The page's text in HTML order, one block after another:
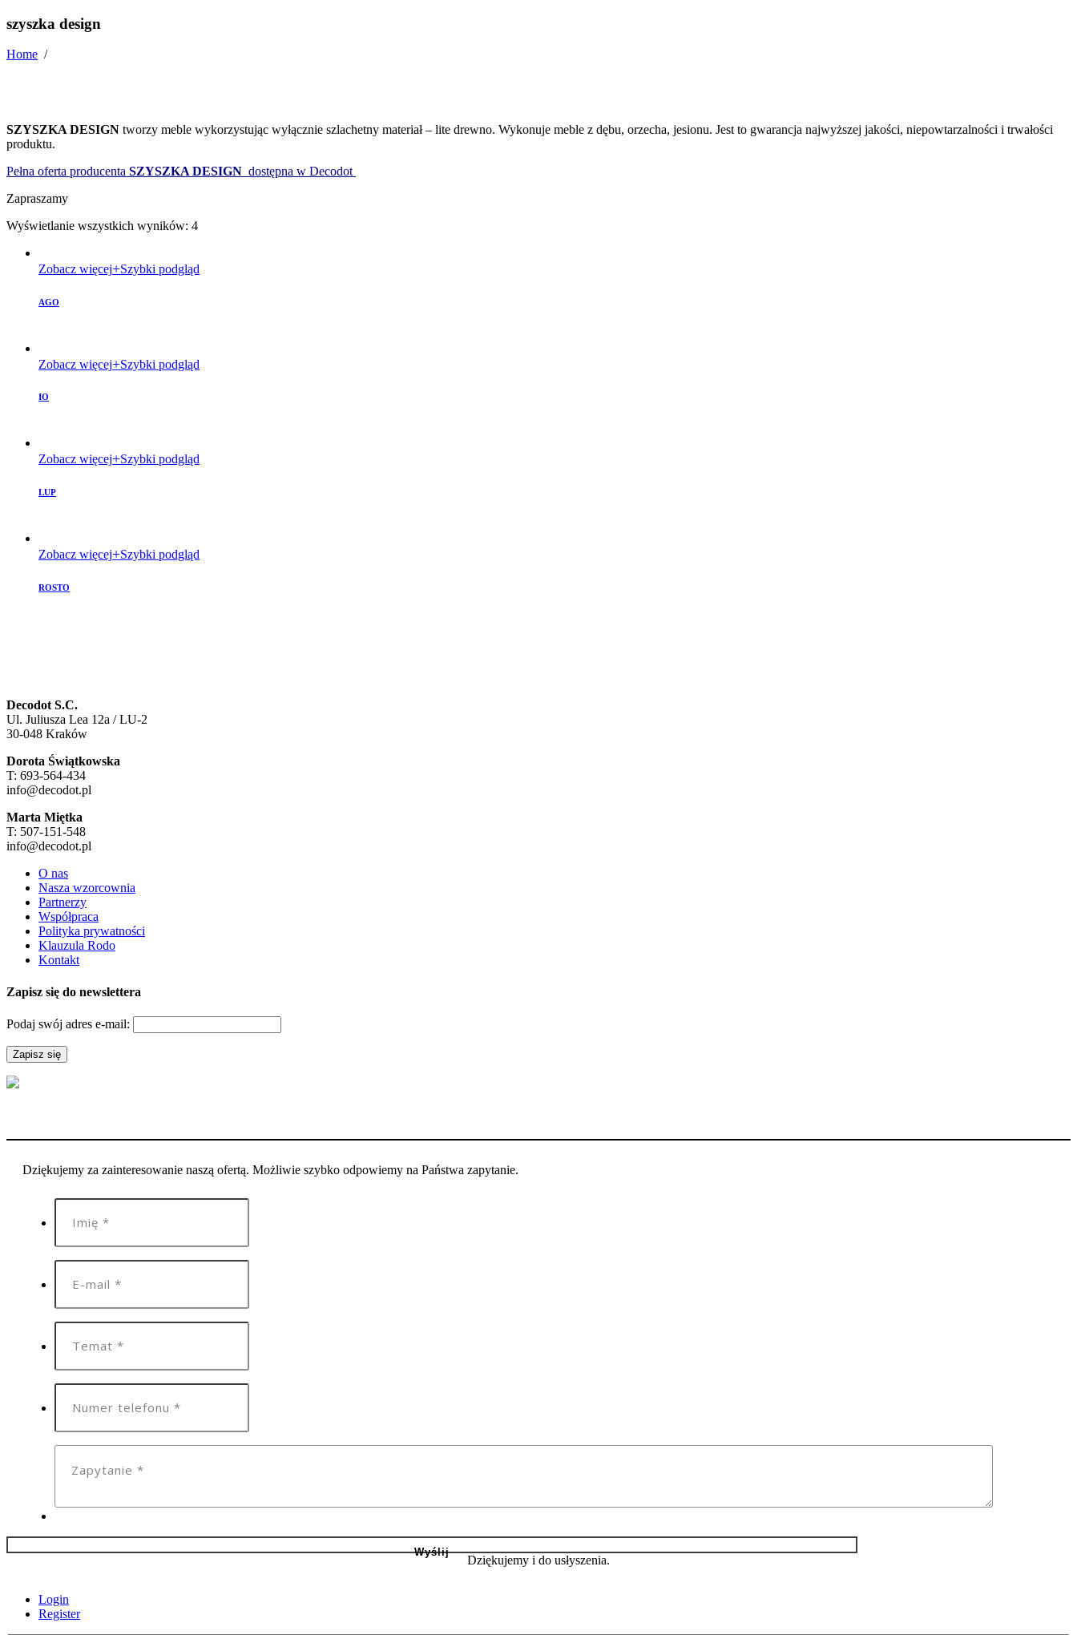
szyszka design
Home /
SZYSZKA DESIGN tworzy meble wykorzystując wyłącznie szlachetny materiał – lite drewno. Wykonuje meble z dębu, orzecha, jesionu. Jest to gwarancja najwyższej jakości, niepowtarzalności i trwałości
produktu.
Pełna oferta producenta SZYSZKA DESIGN dostępna w Decodot
Zapraszamy
Wyświetlanie wszystkich wyników: 4
Zobacz więcej Szybki podgląd
AGO
Zobacz więcej Szybki podgląd
IO
Zobacz więcej Szybki podgląd
LUP
Zobacz więcej Szybki podgląd
ROSTO
Decodot S.C.
Ul. Juliusza Lea 12a / LU-2
30-048 Kraków
Dorota Świątkowska
T: 693-564-434
info@decodot.pl
Marta Miętka
T: 507-151-548
info@decodot.pl
O nas
Nasza wzorcownia
Partnerzy
Współpraca
Polityka prywatności
Klauzula Rodo
Kontakt
Zapisz się do newslettera
Podaj swój adres e-mail:
Dziękujemy za zainteresowanie naszą ofertą. Możliwie szybko odpowiemy na Państwa zapytanie.
Dziękujemy i do usłyszenia.
Login
Register